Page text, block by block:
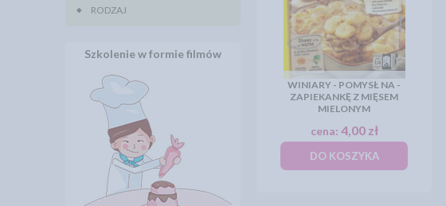
RODZAJ
Szkolenie w formie filmów
WINIARY - POMYSŁ NA -
ZAPIEKANKĘ Z MIĘSEM
MIELONYM
cena: 4,00 zł
DO KOSZYKA